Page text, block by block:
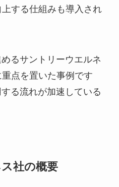
する仕組みも導入され
るサントリーウエルネ
点を置いた事例です
る流れが加速している
社の概要